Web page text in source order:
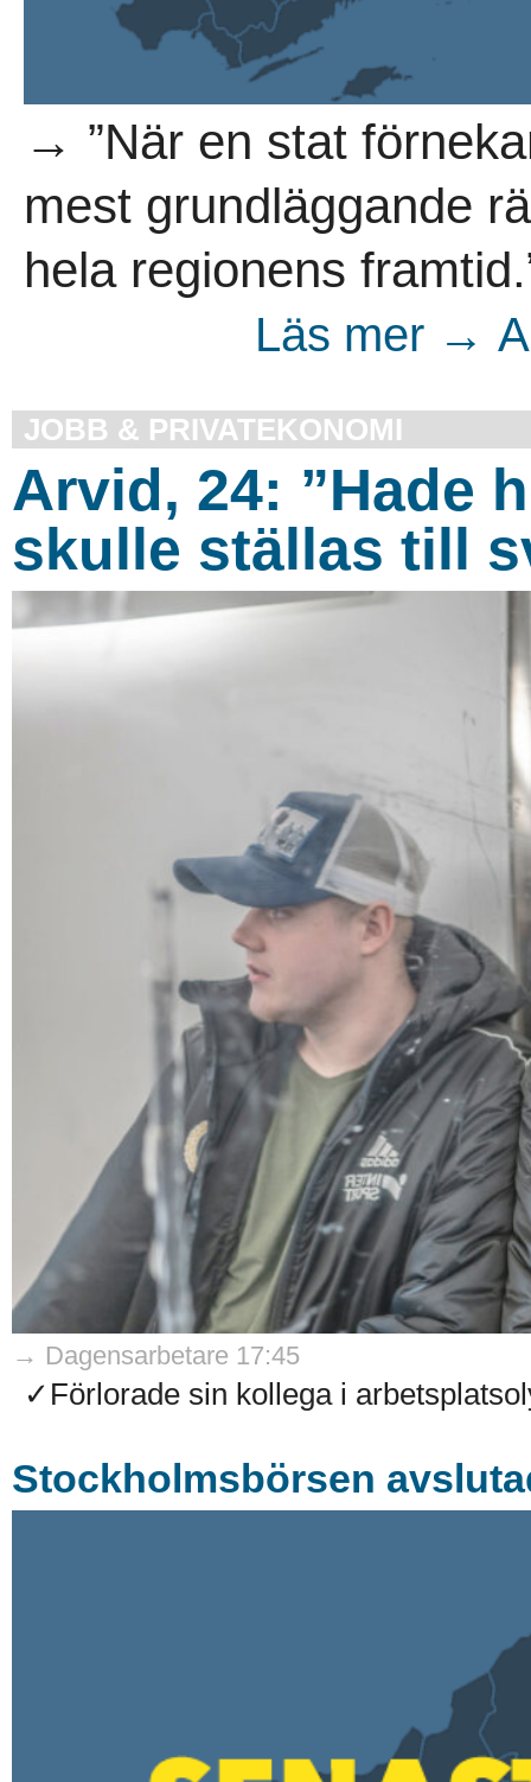
→ ”När en stat
mest grundläggande
hela regionens
Läs mer →
JOBB & PRIVATEKONOMI
Arvid, 24: ”Hade
skulle ställas till
→ Dagensarbetare 17:45
✓Förlorade sin kollega i
Stockholmsbörsen